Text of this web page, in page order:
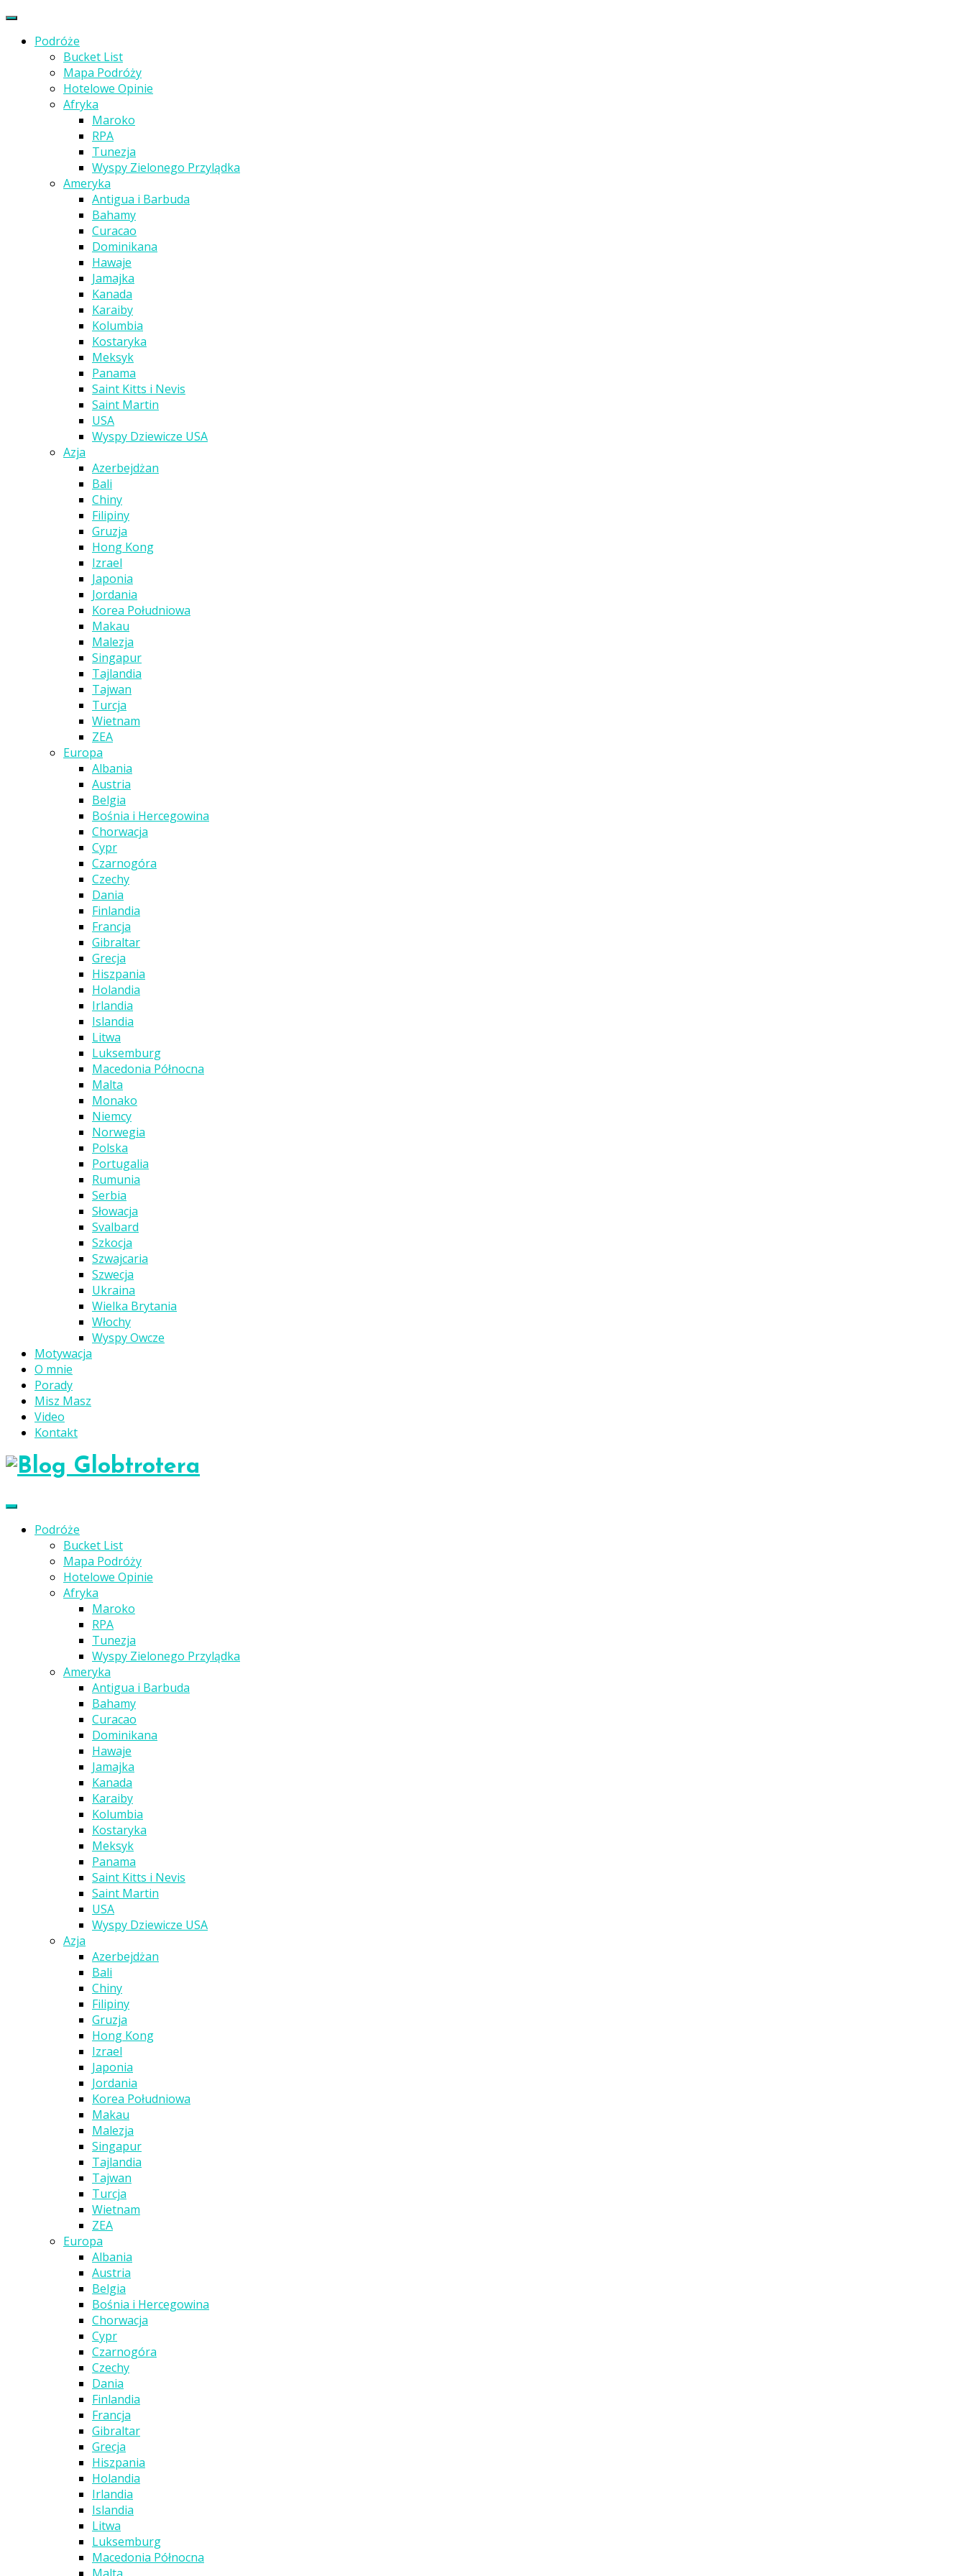
Podróże
Bucket List
Mapa Podróży
Hotelowe Opinie
Afryka
Maroko
RPA
Tunezja
Wyspy Zielonego Przylądka
Ameryka
Antigua i Barbuda
Bahamy
Curacao
Dominikana
Hawaje
Jamajka
Kanada
Karaiby
Kolumbia
Kostaryka
Meksyk
Panama
Saint Kitts i Nevis
Saint Martin
USA
Wyspy Dziewicze USA
Azja
Azerbejdżan
Bali
Chiny
Filipiny
Gruzja
Hong Kong
Izrael
Japonia
Jordania
Korea Południowa
Makau
Malezja
Singapur
Tajlandia
Tajwan
Turcja
Wietnam
ZEA
Europa
Albania
Austria
Belgia
Bośnia i Hercegowina
Chorwacja
Cypr
Czarnogóra
Czechy
Dania
Finlandia
Francja
Gibraltar
Grecja
Hiszpania
Holandia
Irlandia
Islandia
Litwa
Luksemburg
Macedonia Północna
Malta
Monako
Niemcy
Norwegia
Polska
Portugalia
Rumunia
Serbia
Słowacja
Svalbard
Szkocja
Szwajcaria
Szwecja
Ukraina
Wielka Brytania
Włochy
Wyspy Owcze
Motywacja
O mnie
Porady
Misz Masz
Video
Kontakt
Podróże
Bucket List
Mapa Podróży
Hotelowe Opinie
Afryka
Maroko
RPA
Tunezja
Wyspy Zielonego Przylądka
Ameryka
Antigua i Barbuda
Bahamy
Curacao
Dominikana
Hawaje
Jamajka
Kanada
Karaiby
Kolumbia
Kostaryka
Meksyk
Panama
Saint Kitts i Nevis
Saint Martin
USA
Wyspy Dziewicze USA
Azja
Azerbejdżan
Bali
Chiny
Filipiny
Gruzja
Hong Kong
Izrael
Japonia
Jordania
Korea Południowa
Makau
Malezja
Singapur
Tajlandia
Tajwan
Turcja
Wietnam
ZEA
Europa
Albania
Austria
Belgia
Bośnia i Hercegowina
Chorwacja
Cypr
Czarnogóra
Czechy
Dania
Finlandia
Francja
Gibraltar
Grecja
Hiszpania
Holandia
Irlandia
Islandia
Litwa
Luksemburg
Macedonia Północna